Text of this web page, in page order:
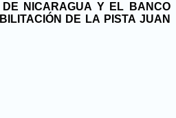
NICARAGUA Y EL BANCO
DE LA PISTA JUAN